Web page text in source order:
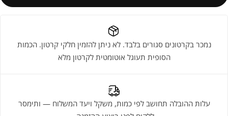
נמכר בקרטונים סגורים בלבד. לא ניתן להזמין חלקי קרטון. הכמות
הסופית תעוגל אוטומטית לקרטון מלא
עלות ההובלה תחושב לפי כמות, משקל ויעד המשלוח — ותימסר